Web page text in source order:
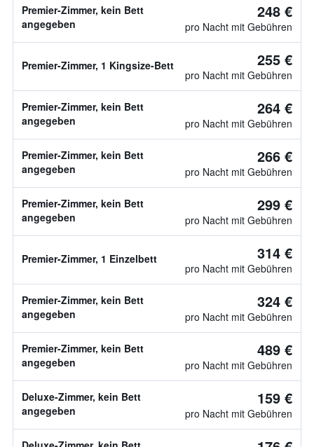
Premier-Zimmer, kein Bett
angegeben
248 €
pro Nacht mit Gebühren
Premier-Zimmer, 1 Kingsize-Bett 255 €
pro Nacht mit Gebühren
Premier-Zimmer, kein Bett
angegeben
264 €
pro Nacht mit Gebühren
Premier-Zimmer, kein Bett
angegeben
266 €
pro Nacht mit Gebühren
Premier-Zimmer, kein Bett
angegeben
299 €
pro Nacht mit Gebühren
Premier-Zimmer, 1 Einzelbett 314 €
pro Nacht mit Gebühren
Premier-Zimmer, kein Bett
angegeben
324 €
pro Nacht mit Gebühren
Premier-Zimmer, kein Bett
angegeben
489 €
pro Nacht mit Gebühren
Deluxe-Zimmer, kein Bett
angegeben
159 €
pro Nacht mit Gebühren